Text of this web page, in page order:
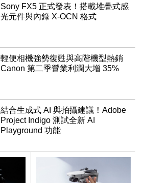
Sony FX5 正式發表！搭載堆疊式感
光元件與內錄 X-OCN 格式
輕便相機強勢復甦與高階機型熱銷
Canon 第二季營業利潤大增 35%
結合生成式 AI 與拍攝建議！Adobe
Project Indigo 測試全新 AI
Playground 功能